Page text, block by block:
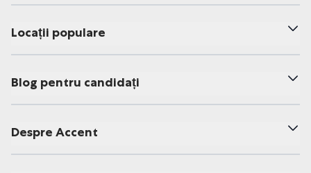
Locații populare
Blog pentru candidați
Despre Accent